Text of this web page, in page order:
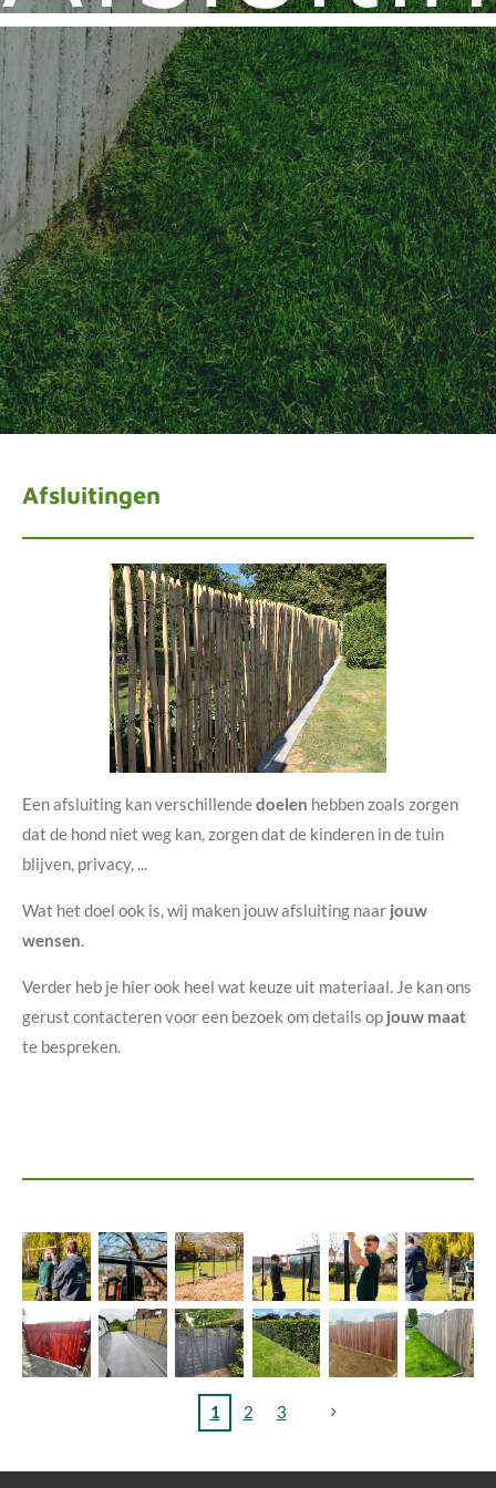
Afsluitingen
Een afsluiting kan verschillendedoelen hebben zoals zorgen
dat de hond niet weg kan, zorgen dat de kinderen in de tuin
blijven, privacy, ...
Wat het doel ook is, wij maken jouw afsluiting naar jouw
wensen.
Verder heb je hier ook heel wat keuze uit materiaal. Je kan ons
gerust contacteren voor een bezoek om details op jouw maat
te bespreken.
1 2 3